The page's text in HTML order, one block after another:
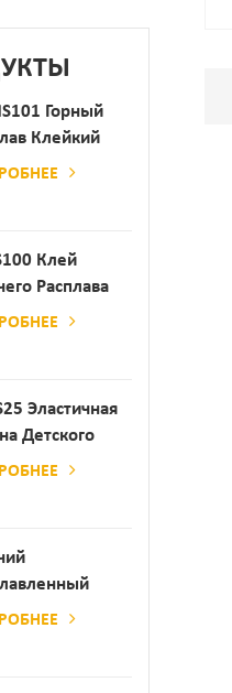
Горный
Клейкий
Клей
Расплава
Эластичная
Детского